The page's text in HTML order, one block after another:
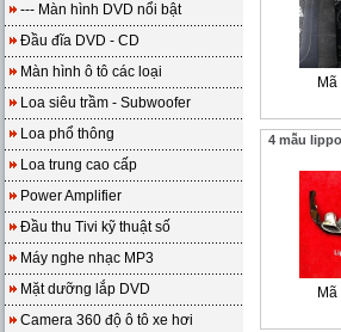
--- Màn hình DVD nổi bật
Đầu đĩa DVD - CD
Màn hình ô tô các loại
Loa siêu trầm - Subwoofer
Loa phổ thông
Loa trung cao cấp
Power Amplifier
Đầu thu Tivi kỹ thuật số
Máy nghe nhạc MP3
Mặt dưỡng lắp DVD
Camera 360 độ ô tô xe hơi
4 mẫu